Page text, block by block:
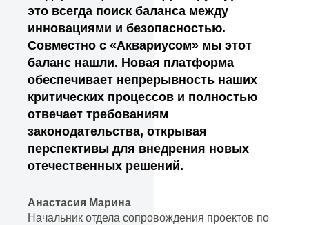
это всегда поиск баланса между
инновациями и безопасностью.
Совместно с «Аквариусом» мы этот
баланс нашли. Новая платформа
обеспечивает непрерывность наших
критических процессов и полностью
отвечает требованиям
законодательства, открывая
перспективы для внедрения новых
отечественных решений.
Анастасия Марина
Начальник отдела сопровождения проектов по